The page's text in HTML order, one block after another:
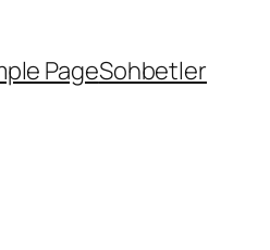
PageSohbetler